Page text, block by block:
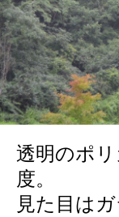
透明のポ
度。
見た目は